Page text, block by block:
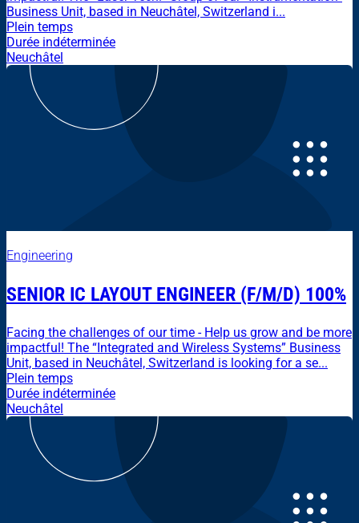
Business Unit, based in Neuchâtel, Switzerland i...
Plein temps
Durée indéterminée
Neuchâtel
Engineering
SENIOR IC LAYOUT ENGINEER (F/M/D) 100%
Facing the challenges of our time - Help us grow and be more
impactful! The “Integrated and Wireless Systems” Business
Unit, based in Neuchâtel, Switzerland is looking for a se...
Plein temps
Durée indéterminée
Neuchâtel